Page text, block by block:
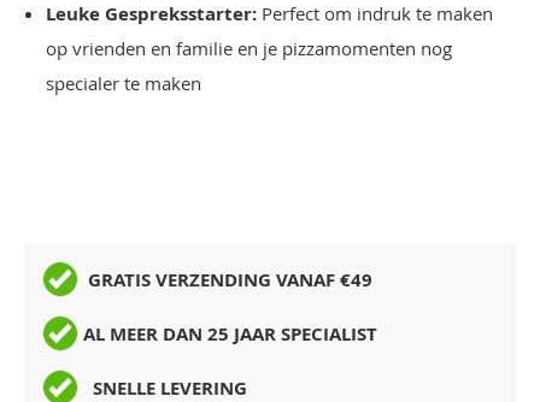
Leuke Gespreksstarter: Perfect om indruk te maken
op vrienden en familie en je pizzamomenten nog
specialer te maken
GRATIS VERZENDING VANAF €49
AL MEER DAN 25 JAAR SPECIALIST
SNELLE LEVERING